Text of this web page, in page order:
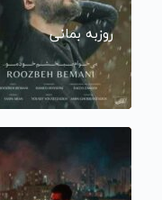
روزبه بمانی